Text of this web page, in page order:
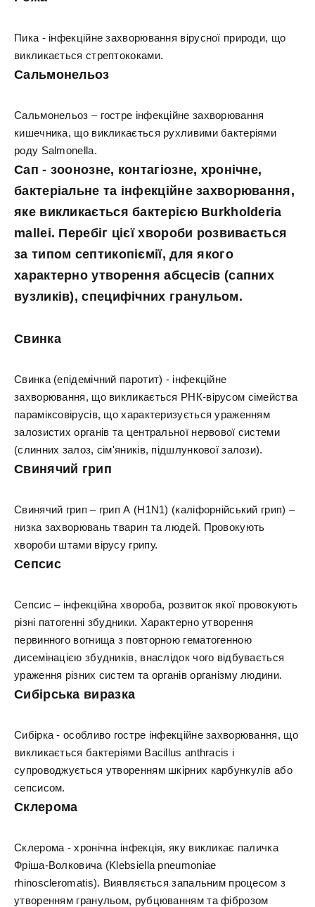
Пика - інфекційне захворювання вірусної природи, що
викликається стрептококами.
Сальмонельоз
Сальмонельоз – гостре інфекційне захворювання
кишечника, що викликається рухливими бактеріями
роду Salmonella.
Сап - зоонозне, контагіозне, хронічне,
бактеріальне та інфекційне захворювання,
яке викликається бактерією Burkholderia
mallei. Перебіг цієї хвороби розвивається
за типом септикопіємії, для якого
характерно утворення абсцесів (сапних
вузликів), специфічних гранульом.
Свинка
Свинка (епідемічний паротит) - інфекційне
захворювання, що викликається РНК-вірусом сімейства
параміксовірусів, що характеризується ураженням
залозистих органів та центральної нервової системи
(слинних залоз, сім'яників, підшлункової залози).
Свинячий грип
Свинячий грип – грип А (H1N1) (каліфорнійський грип) –
низка захворювань тварин та людей. Провокують
хвороби штами вірусу грипу.
Сепсис
Сепсис – інфекційна хвороба, розвиток якої провокують
різні патогенні збудники. Характерно утворення
первинного вогнища з повторною гематогенною
дисемінацією збудників, внаслідок чого відбувається
ураження різних систем та органів організму людини.
Сибірська виразка
Сибірка - особливо гостре інфекційне захворювання, що
викликається бактеріями Bacillus anthracis і
супроводжується утворенням шкірних карбункулів або
сепсисом.
Склерома
Склерома - хронічна інфекція, яку викликає паличка
Фріша-Волковича (Klebsiella pneumoniae
rhinoscleromatis). Виявляється запальним процесом з
утворенням гранульом, рубцюванням та фіброзом